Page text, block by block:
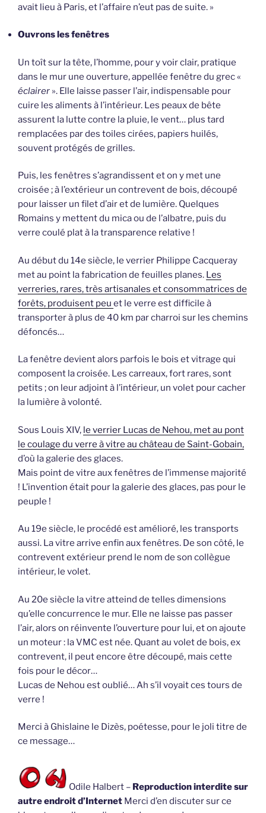
avait lieu à Paris, et l’affaire n’eut pas de suite. »
Ouvrons les fenêtres
Un toît sur la tête, l’homme, pour y voir clair, pratique
dans le mur une ouverture, appellée fenêtre du grec «
éclairer ». Elle laisse passer l’air, indispensable pour
cuire les aliments à l’intérieur. Les peaux de bête
assurent la lutte contre la pluie, le vent… plus tard
remplacées par des toiles cirées, papiers huilés,
souvent protégés de grilles.
Puis, les fenêtres s’agrandissent et on y met une
croisée ; à l’extérieur un contrevent de bois, découpé
pour laisser un filet d’air et de lumière. Quelques
Romains y mettent du mica ou de l’albatre, puis du
verre coulé plat à la transparence relative !
Au début du 14e siècle, le verrier Philippe Cacqueray
met au point la fabrication de feuilles planes. Les
verreries, rares, très artisanales et consommatrices de
forêts, produisent peu et le verre est difficile à
transporter à plus de 40 km par charroi sur les chemins
défoncés…
La fenêtre devient alors parfois le bois et vitrage qui
composent la croisée. Les carreaux, fort rares, sont
petits ; on leur adjoint à l’intérieur, un volet pour cacher
la lumière à volonté.
Sous Louis XIV, le verrier Lucas de Nehou, met au pont
le coulage du verre à vitre au château de Saint-Gobain,
d’où la galerie des glaces.
Mais point de vitre aux fenêtres de l’immense majorité
! L’invention était pour la galerie des glaces, pas pour le
peuple !
Au 19e siècle, le procédé est amélioré, les transports
aussi. La vitre arrive enfin aux fenêtres. De son côté, le
contrevent extérieur prend le nom de son collègue
intérieur, le volet.
Au 20e siècle la vitre atteind de telles dimensions
qu’elle concurrence le mur. Elle ne laisse pas passer
l’air, alors on réinvente l’ouverture pour lui, et on ajoute
un moteur : la VMC est née. Quant au volet de bois, ex
contrevent, il peut encore être découpé, mais cette
fois pour le décor…
Lucas de Nehou est oublié… Ah s’il voyait ces tours de
verre !
Merci à Ghislaine le Dizès, poétesse, pour le joli titre de
ce message…
Odile Halbert – Reproduction interdite sur
autre endroit d’Internet Merci d’en discuter sur ce